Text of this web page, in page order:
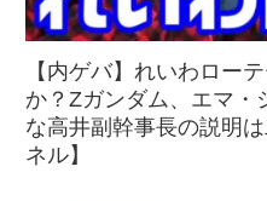
【内ゲバ】れいわロー
か？Zガンダム、エマ・
な高井副幹事長の説明
ネル】